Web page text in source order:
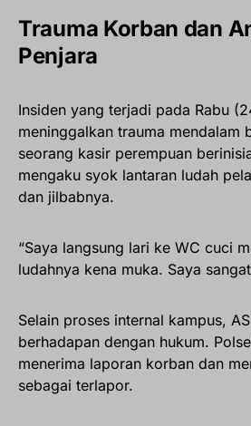
Trauma Korban dan
Penjara
Insiden yang terjadi pada Rabu
meninggalkan trauma mendalam
seorang kasir perempuan
mengaku syok lantaran ludah
dan jilbabnya.
“Saya langsung lari ke WC cuci
ludahnya kena muka. Saya
Selain proses internal kampus,
berhadapan dengan hukum.
menerima laporan korban dan
sebagai terlapor.